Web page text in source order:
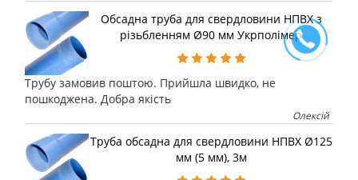
Обсадна труба для свердловини НПВХ з
різьбленням Ø90 мм Укрполімер
Трубу замовив поштою. Прийшла швидко, не
пошкоджена. Добра якість
Олексій
Труба обсадна для свердловини НПВХ Ø125
мм (5 мм), 3м